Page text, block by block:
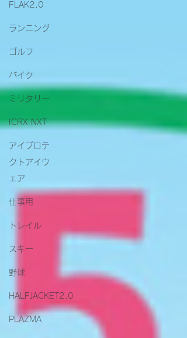
FLAK2.0
ランニング
ゴルフ
バイク
ミリタリー
ICRX NXT
アイプロテ
クトアイウ
ェア
仕事用
トレイル
スキー
野球
HALFJACKET2.0
PLAZMA